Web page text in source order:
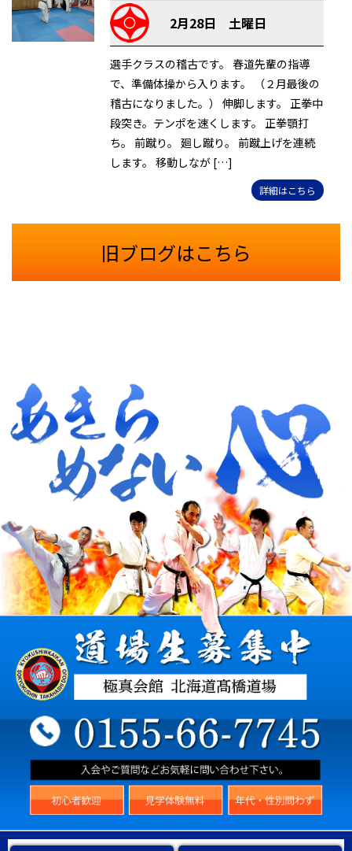
2月28日 土曜日
選手クラスの稽古です。 春道先輩の指導
で、準備体操から入ります。 （２月最後の
稽古になりました。） 伸脚します。 正拳中
段突き。テンポを速くします。 正拳顎打
ち。 前蹴り。 廻し蹴り。 前蹴上げを連続
します。 移動しなが […]
詳細はこちら
旧ブログはこちら